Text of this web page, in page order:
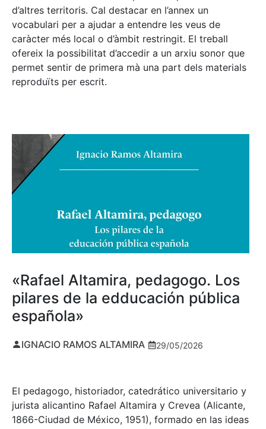
d’altres territoris. Cal destacar en l’annex un
vocabulari per a ajudar a entendre les veus de
caràcter més local o d’àmbit restringit. El treball
ofereix la possibilitat d’accedir a un arxiu sonor que
permet sentir de primera mà una part dels materials
reproduïts per escrit.
«Rafael Altamira, pedagogo. Los
pilares de la edducación pública
española»
IGNACIO RAMOS ALTAMIRA 29/05/2026
El pedagogo, historiador, catedrático universitario y
jurista alicantino Rafael Altamira y Crevea (Alicante,
1866-Ciudad de México, 1951), formado en las ideas